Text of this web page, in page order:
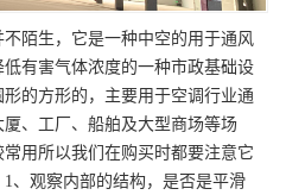
不陌生，它是一种中空的用于通风
有害气体浓度的一种市政基础设
的方形的，主要用于空调行业通
、工厂、船舶及大型商场等场
用所以我们在购买时都要注意它
、观察内部的结构，是否是平滑